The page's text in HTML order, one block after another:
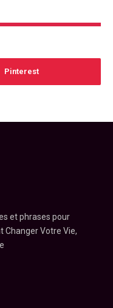
Pinterest
et phrases pour
Changer Votre Vie,